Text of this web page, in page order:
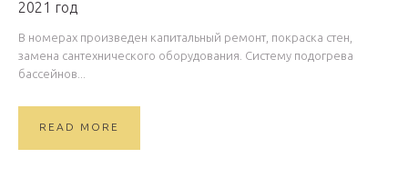
2021 год
В номерах произведен капитальный ремонт, покраска стен,
замена сантехнического оборудования. Систему подогрева
бассейнов...
READ MORE